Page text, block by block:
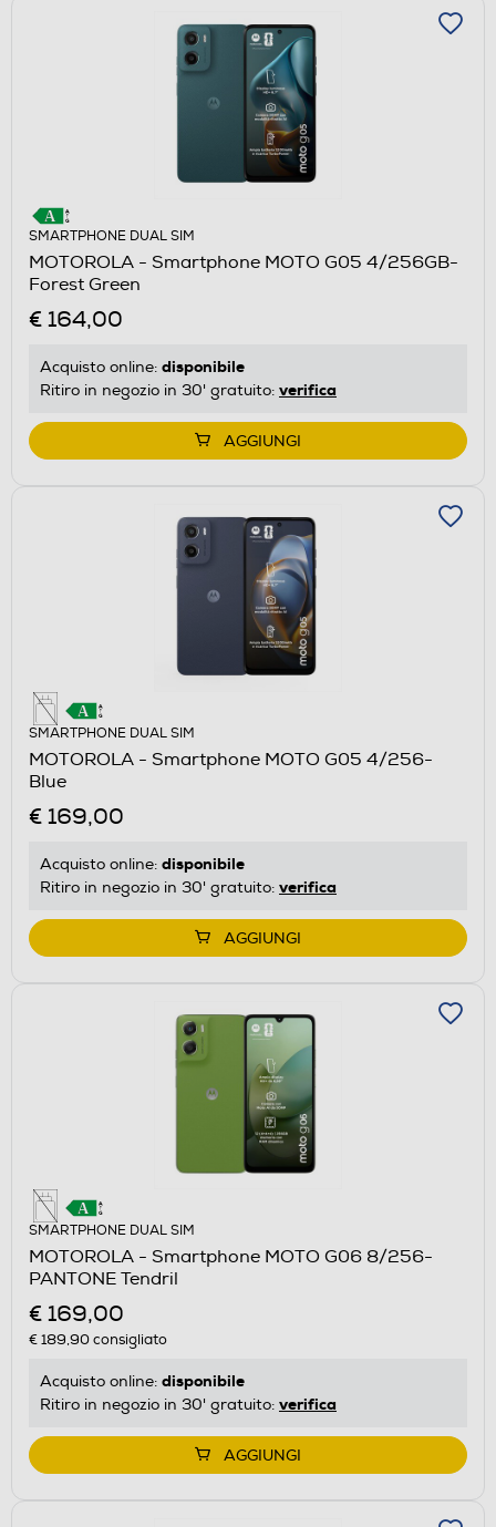
SMARTPHONE DUAL SIM
MOTOROLA - Smartphone MOTO G05 4/256GB-
Forest Green
€ 164,00
Acquisto online: disponibile
Ritiro in negozio in 30' gratuito: verifica
AGGIUNGI
SMARTPHONE DUAL SIM
MOTOROLA - Smartphone MOTO G05 4/256-
Blue
€ 169,00
Acquisto online: disponibile
Ritiro in negozio in 30' gratuito: verifica
AGGIUNGI
SMARTPHONE DUAL SIM
MOTOROLA - Smartphone MOTO G06 8/256-
PANTONE Tendril
€ 169,00
€ 189,90consigliato
Acquisto online: disponibile
Ritiro in negozio in 30' gratuito: verifica
AGGIUNGI